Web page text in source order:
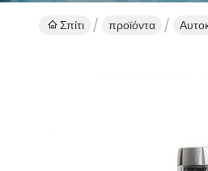
Σπίτι προϊόντα